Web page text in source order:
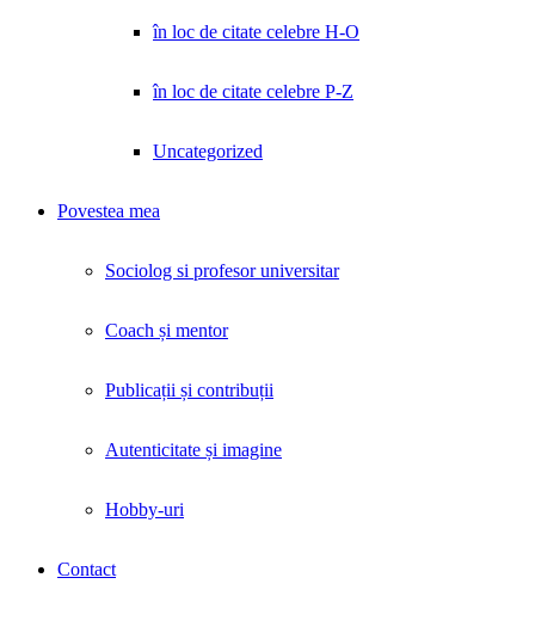
în loc de citate celebre H-O
în loc de citate celebre P-Z
Uncategorized
Povestea mea
Sociolog si profesor universitar
Coach și mentor
Publicații și contribuții
Autenticitate și imagine
Hobby-uri
Contact